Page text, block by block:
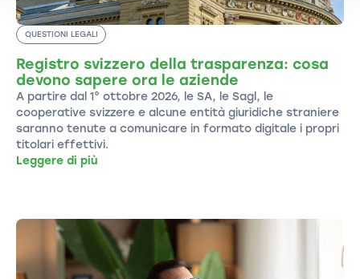
QUESTIONI LEGALI
Registro svizzero della trasparenza: cosa
devono sapere ora le aziende
A partire dal 1° ottobre 2026, le SA, le Sagl, le
cooperative svizzere e alcune entità giuridiche straniere
saranno tenute a comunicare in formato digitale i propri
titolari effettivi.
Leggere di più